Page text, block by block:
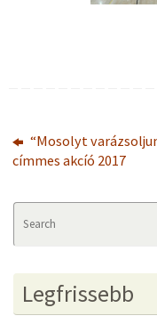
“Mosolyt
címmes akcíó 2017
Legfrissebb